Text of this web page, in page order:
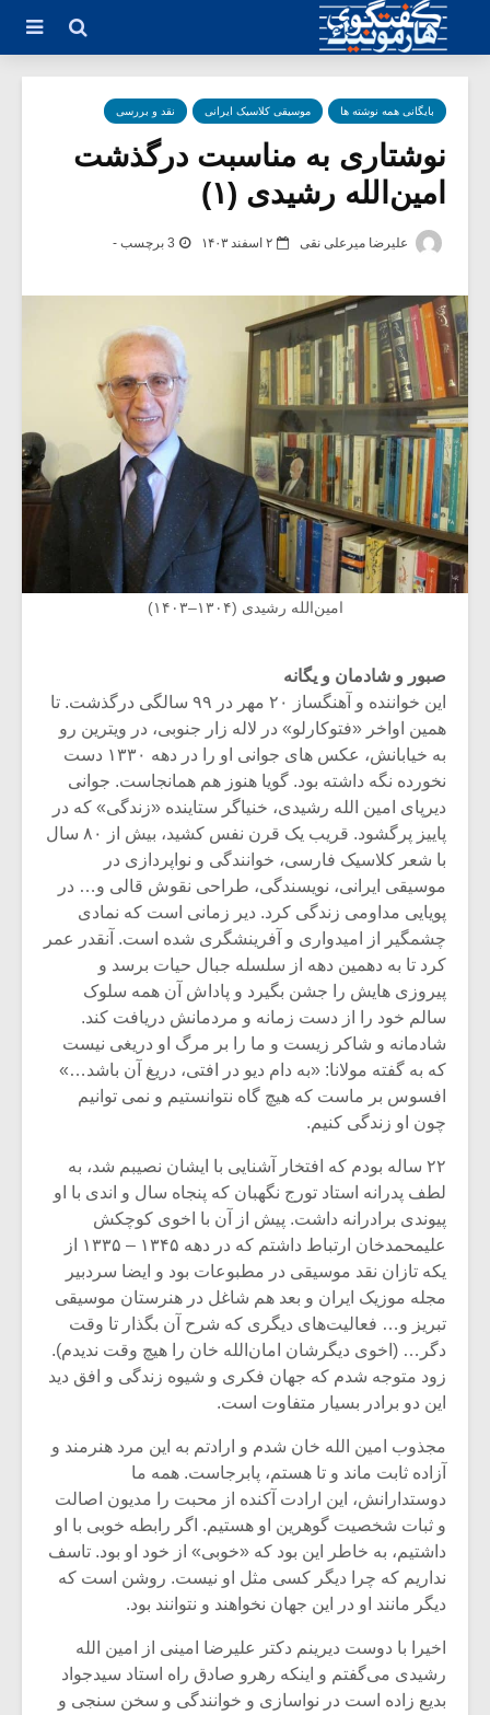
بایگانی همه نوشته ها موسیقی کلاسیک ایرانی نقد و بررسی
نوشتاری به مناسبت درگذشت
امین‌الله رشیدی (۱)
علیرضا میرعلی نقی ۲ اسفند ۱۴۰۳ 3 برچسب -
امین‌الله رشیدی (۱۳۰۴–۱۴۰۳)
صبور و شادمان و یگانه
این خواننده و آهنگساز ۲۰ مهر در ۹۹ سالگی درگذشت. تا
همین اواخر «فتوکارلو» در لاله زار جنوبی، در ویترین رو
به خیابانش، عکس های جوانی او را در دهه ۱۳۳۰ دست
نخورده نگه داشته بود. گویا هنوز هم همانجاست. جوانی
دیرپای امین الله رشیدی، خنیاگر ستاینده «زندگی» که در
پاییز پرگشود. قریب یک قرن نفس کشید، بیش از ۸۰ سال
با شعر کلاسیک فارسی، خوانندگی و نواپردازی در
موسیقی ایرانی، نویسندگی، طراحی نقوش قالی و… در
پویایی مداومی زندگی کرد. دیر زمانی است که نمادی
چشمگیر از امیدواری و آفرینشگری شده است. آنقدر عمر
کرد تا به دهمین دهه از سلسله جبال حیات برسد و
پیروزی هایش را جشن بگیرد و پاداش آن همه سلوک
سالم خود را از دست زمانه و مردمانش دریافت کند.
شادمانه و شاکر زیست و ما را بر مرگ او دریغی نیست
که به گفته مولانا: «به دام دیو در افتی، دریغ آن باشد…»
افسوس بر ماست که هیچ گاه نتوانستیم و نمی توانیم
چون او زندگی کنیم.
۲۲ ساله بودم که افتخار آشنایی با ایشان نصیبم شد، به
لطف پدرانه استاد تورج نگهبان که پنجاه سال و اندی با او
پیوندی برادرانه داشت. پیش از آن با اخوی کوچکش
علیمحمدخان ارتباط داشتم که در دهه ۱۳۴۵ – ۱۳۳۵ از
یکه تازان نقد موسیقی در مطبوعات بود و ایضا سردبیر
مجله موزیک ایران و بعد هم شاغل در هنرستان موسیقی
تبریز و… فعالیت‌های دیگری که شرح آن بگذار تا وقت
دگر… (اخوی دیگرشان امان‌الله خان را هیچ وقت ندیدم).
زود متوجه شدم که جهان فکری و شیوه زندگی و افق دید
این دو برادر بسیار متفاوت است.
مجذوب امین الله خان شدم و ارادتم به این مرد هنرمند و
آزاده ثابت ماند و تا هستم، پابرجاست. همه ما
دوستدارانش، این ارادت آکنده از محبت را مدیون اصالت
و ثبات شخصیت گوهرین او هستیم. اگر رابطه خوبی با او
داشتیم، به خاطر این بود که «خوبی» از خود او بود. تاسف
نداریم که چرا دیگر کسی مثل او نیست. روشن است که
دیگر مانند او در این جهان نخواهند و نتوانند بود.
اخیرا با دوست دیرینم دکتر علیرضا امینی از امین الله
رشیدی می‌گفتم و اینکه رهرو صادق راه استاد سیدجواد
بدیع زاده است در نواسازی و خوانندگی و سخن سنجی و
میکلوش روژا
متن فیلم «متری
شیش و نیم»
اگر نمی توانی
مشهورترین باشی،
بدنام ترین باش
موسیقی
برگزار
سکانسی
موسیقی